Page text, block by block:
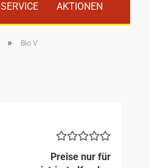
SERVICE AKTIONEN
» Bio V
Preise nur für